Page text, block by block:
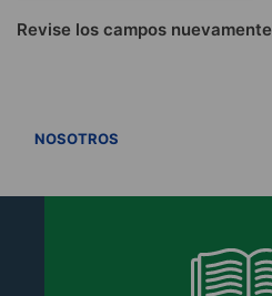
Revise los campos nuevamente
NOSOTROS